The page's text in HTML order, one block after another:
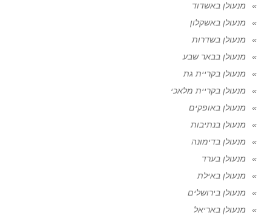
מנעולן באשדוד
מנעולן באשקלון
מנעולן בשדרות
מנעולן בבאר שבע
מנעולן בקריית גת
מנעולן בקריית מלאכי
מנעולן באופקים
מנעולן בנתיבות
מנעולן בדימונה
מנעולן בערד
מנעולן באילת
מנעולן בירושלים
מנעולן באריאל